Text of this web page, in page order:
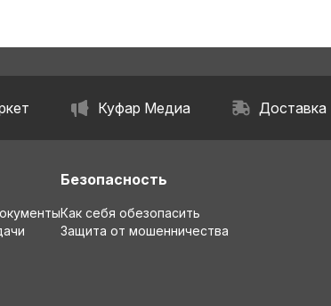
Куфар Медиа Доставка
Безопасность
Как себя обезопасить
Защита от мошенничества